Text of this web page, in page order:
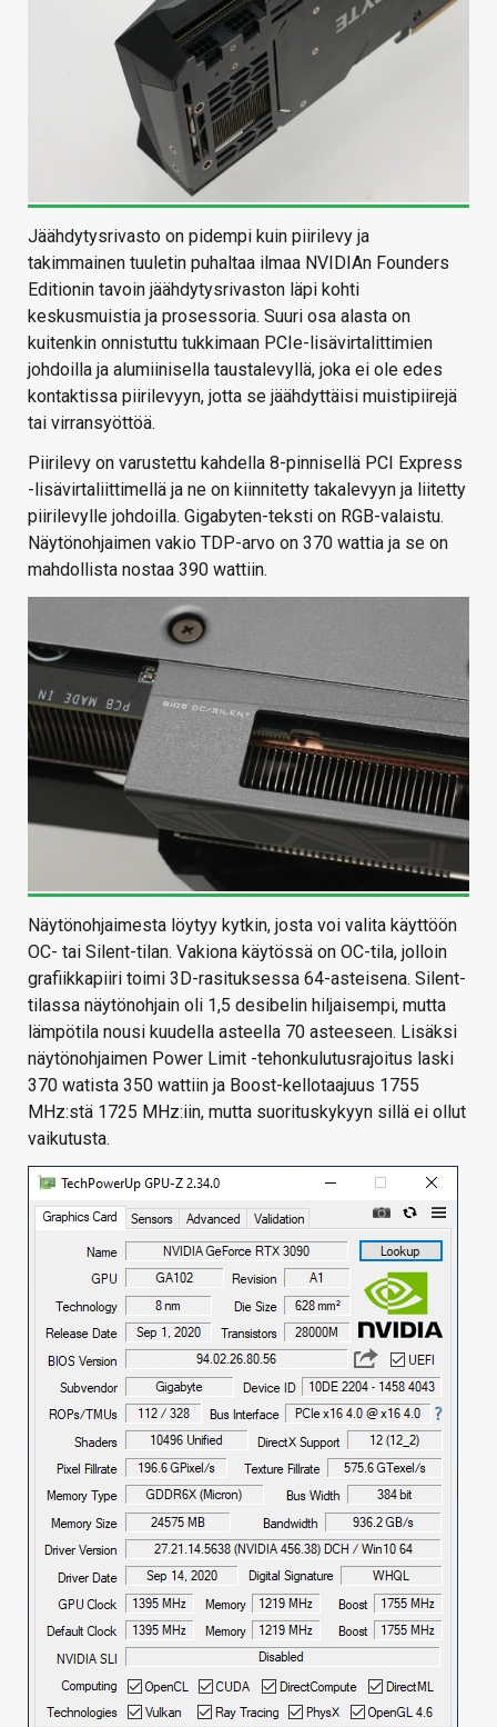
Jäähdytysrivasto on pidempi kuin piirilevy ja
takimmainen tuuletin puhaltaa ilmaa NVIDIAn Founders
Editionin tavoin jäähdytysrivaston läpi kohti
keskusmuistia ja prosessoria. Suuri osa alasta on
kuitenkin onnistuttu tukkimaan PCIe-lisävirtalittimien
johdoilla ja alumiinisella taustalevyllä, joka ei ole edes
kontaktissa piirilevyyn, jotta se jäähdyttäisi muistipiirejä
tai virransyöttöä.
Piirilevy on varustettu kahdella 8-pinnisellä PCI Express
-lisävirtaliittimellä ja ne on kiinnitetty takalevyyn ja liitetty
piirilevylle johdoilla. Gigabyten-teksti on RGB-valaistu.
Näytönohjaimen vakio TDP-arvo on 370 wattia ja se on
mahdollista nostaa 390 wattiin.
Näytönohjaimesta löytyy kytkin, josta voi valita käyttöön
OC- tai Silent-tilan. Vakiona käytössä on OC-tila, jolloin
grafiikkapiiri toimi 3D-rasituksessa 64-asteisena. Silent-
tilassa näytönohjain oli 1,5 desibelin hiljaisempi, mutta
lämpötila nousi kuudella asteella 70 asteeseen. Lisäksi
näytönohjaimen Power Limit -tehonkulutusrajoitus laski
370 watista 350 wattiin ja Boost-kellotaajuus 1755
MHz:stä 1725 MHz:iin, mutta suorituskykyyn sillä ei ollut
vaikutusta.